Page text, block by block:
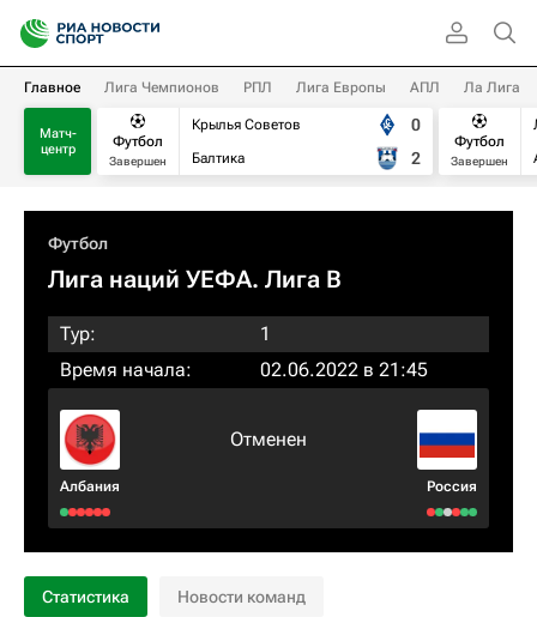
Главное Лига Чемпионов РПЛ Лига Европы АПЛ Ла Лига
Матч-
центр
Футбол
Завершен
Крылья Советов
Балтика
0
2
Футбол
Завершен
Футбол
Лига наций УЕФА. Лига B
Тур:
1
Время начала:
02.06.2022 в 21:45
Албания
Отменен
Россия
Статистика Новости команд